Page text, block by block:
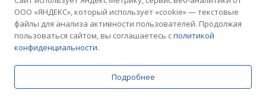
Политика конфиденциальности
Условия использования
Сайт университета
ООО «ЯНДЕКС», который использует «cookie» — текстовые
файлы для анализа активности пользователей. Продолжая
пользоваться сайтом, вы соглашаетесь сполитикой
конфиденциальности.
Подробнее